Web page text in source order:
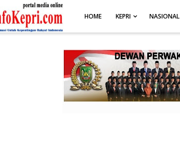
0 auto; max-width: 100%; height: auto; }
HOME KEPRI NASIONAL